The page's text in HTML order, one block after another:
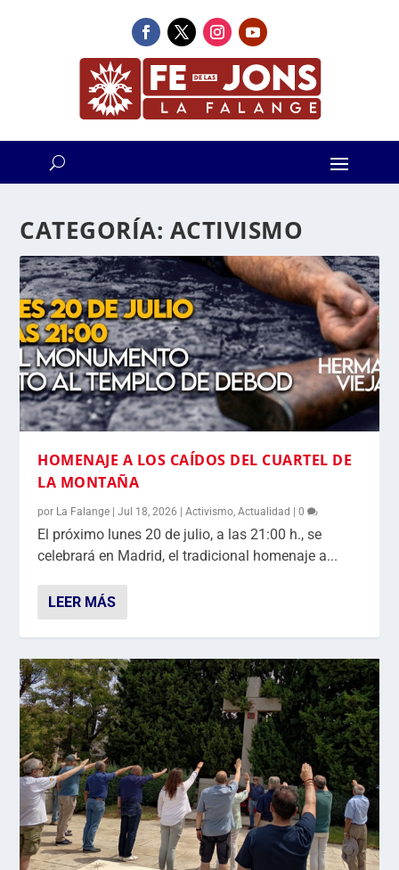
CATEGORÍA: ACTIVISMO
HOMENAJE A LOS CAÍDOS DEL CUARTEL DE
LA MONTAÑA
por La Falange |Jul 18, 2026 |Activismo ,Actualidad |0
El próximo lunes 20 de julio, a las 21:00 h., se
celebrará en Madrid, el tradicional homenaje a...
LEER MÁS